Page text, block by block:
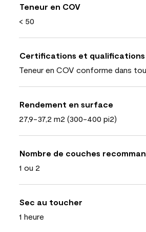
Teneur en COV
< 50
Certifications et qualifications
Teneur en COV conforme dans
Rendement en surface
27,9-37,2 m2 (300-400 pi2)
Nombre de couches
1 ou 2
Sec au toucher
1 heure